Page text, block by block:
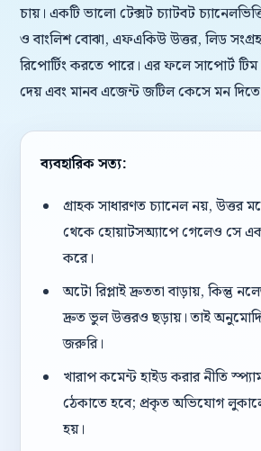
চায়। একটি ভালো টেক্সট চ্যাটবট
ও বাংলিশ বোঝা, এফএকিউ উত্তর, লিড
রিপোর্টিং করতে পারে। এর ফলে সাপোর্ট
দেয় এবং মানব এজেন্ট জটিল কেসে মন দিতে
ব্যবহারিক সত্য:
গ্রাহক সাধারণত চ্যানেল নয়, উত্তর
থেকে হোয়াটসঅ্যাপে গেলেও সে
করে।
অটো রিপ্লাই দ্রুততা বাড়ায়, কিন্তু
দ্রুত ভুল উত্তরও ছড়ায়। তাই
জরুরি।
খারাপ কমেন্ট হাইড করার নীতি
ঠেকাতে হবে; প্রকৃত অভিযোগ লুকালে
হয়।